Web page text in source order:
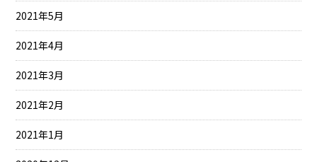
2021年5月
2021年4月
2021年3月
2021年2月
2021年1月